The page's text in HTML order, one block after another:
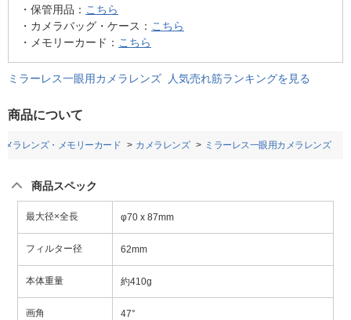
・保管用品： こちら
・カメラバッグ・ケース： こちら
・メモリーカード： こちら
ミラーレス一眼用カメラレンズ 人気売れ筋ランキングを見る
商品について
メラレンズ・メモリーカード カメラレンズ ミラーレス一眼用カメラレンズ
商品スペック
最大径×全長 φ70 x 87mm
フィルター径 62mm
本体重量 約410g
画角 47°